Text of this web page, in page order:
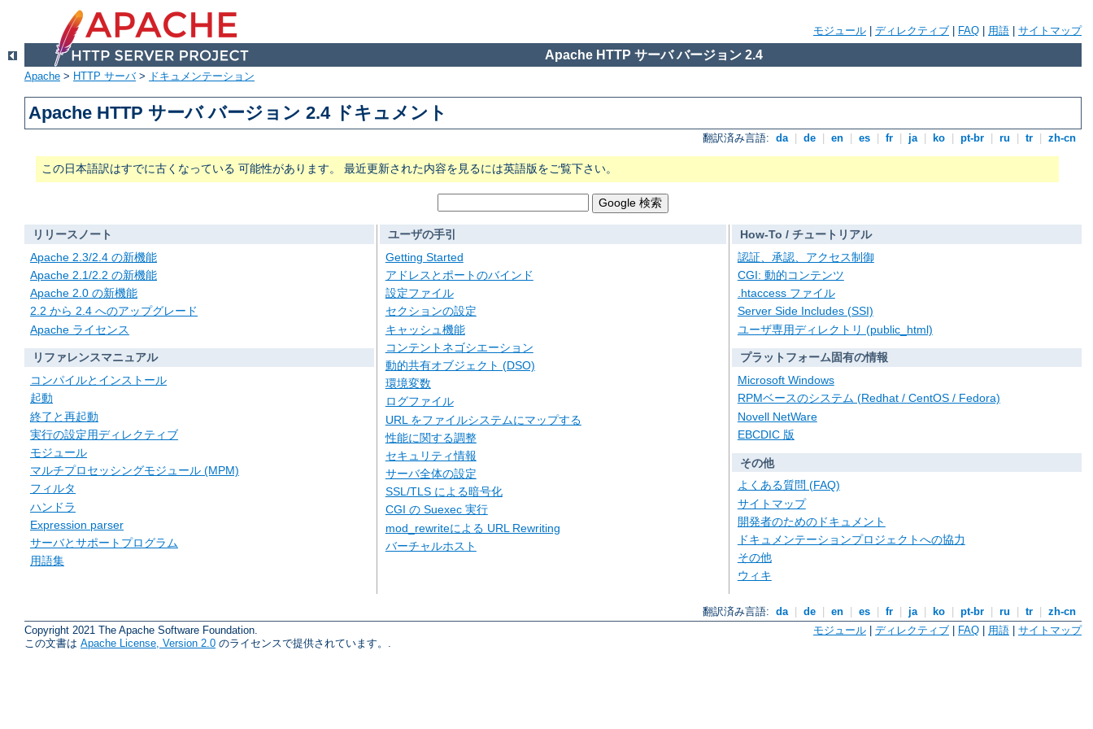
モジュール ディレクティブ FAQ 用語 サイトマップ
Apache HTTP サーバ バージョン 2.4
Apache > HTTP サーバ> ドキュメンテーション
Apache HTTP サーバ バージョン 2.4 ドキュメント
翻訳済み言語: da de en es fr ja ko pt-br ru tr zh-cn
この日本語訳はすでに古くなっている 可能性があります。 最近更新された内容を見るには英語版をご覧下さい。
リリースノート
Apache 2.3/2.4 の新機能
Apache 2.1/2.2 の新機能
Apache 2.0 の新機能
2.2 から 2.4 へのアップグレード
Apache ライセンス
リファレンスマニュアル
コンパイルとインストール
起動
終了と再起動
実行の設定用ディレクティブ
モジュール
マルチプロセッシングモジュール (MPM)
フィルタ
ハンドラ
Expression parser
サーバとサポートプログラム
用語集
ユーザの手引
Getting Started
アドレスとポートのバインド
設定ファイル
セクションの設定
キャッシュ機能
コンテントネゴシエーション
動的共有オブジェクト (DSO)
環境変数
ログファイル
URL をファイルシステムにマップする
性能に関する調整
セキュリティ情報
サーバ全体の設定
SSL/TLS による暗号化
CGI の Suexec 実行
mod_rewriteによる URL Rewriting
バーチャルホスト
How-To / チュートリアル
認証、承認、アクセス制御
CGI: 動的コンテンツ
.htaccess ファイル
Server Side Includes (SSI)
ユーザ専用ディレクトリ (public_html)
プラットフォーム固有の情報
Microsoft Windows
RPMベースのシステム (Redhat / CentOS / Fedora)
Novell NetWare
EBCDIC 版
その他
よくある質問 (FAQ)
サイトマップ
開発者のためのドキュメント
ドキュメンテーションプロジェクトへの協力
その他
ウィキ
翻訳済み言語: da de en es fr ja ko pt-br ru tr
zh-cn
Copyright 2021 The Apache Software Foundation.
この文書は Apache License, Version 2.0 のライセンスで提供されています。.
モジュール | ディレクティブ | FAQ | 用語 | サイトマップ